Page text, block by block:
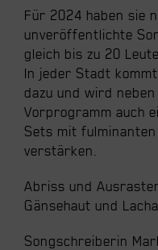
Für 2024 haben sie
unveröffentlichte
gleich bis zu 20
In jeder Stadt
dazu und wird
Vorprogramm auch
Sets mit
verstärken.
Abriss und
Gänsehaut und
Songschreiberin